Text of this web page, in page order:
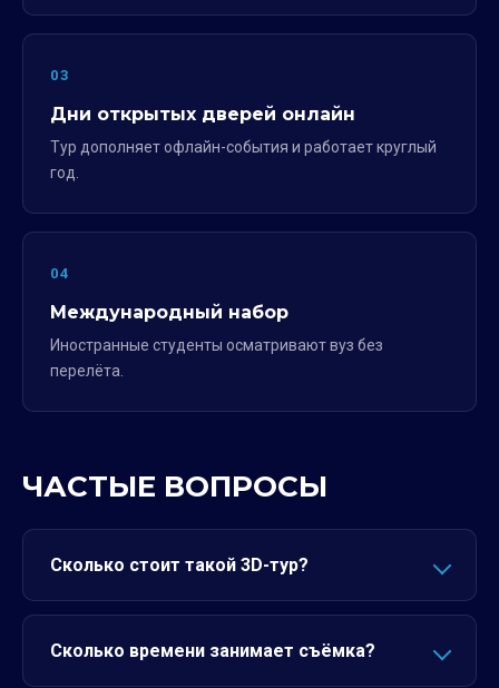
03
Дни открытых дверей онлайн
Тур дополняет офлайн-события и работает круглый
год.
04
Международный набор
Иностранные студенты осматривают вуз без
перелёта.
ЧАСТЫЕ ВОПРОСЫ
Сколько стоит такой 3D-тур?
Сколько времени занимает съёмка?